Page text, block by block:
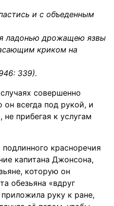
и с объеденным
ладонью дрожащею язвы
криком на
339).
совершенно
всегда под рукой, и
прибегая к услугам
красноречия
капитана Джонсона,
которую он
обезьяна «вдруг
руку к ране,